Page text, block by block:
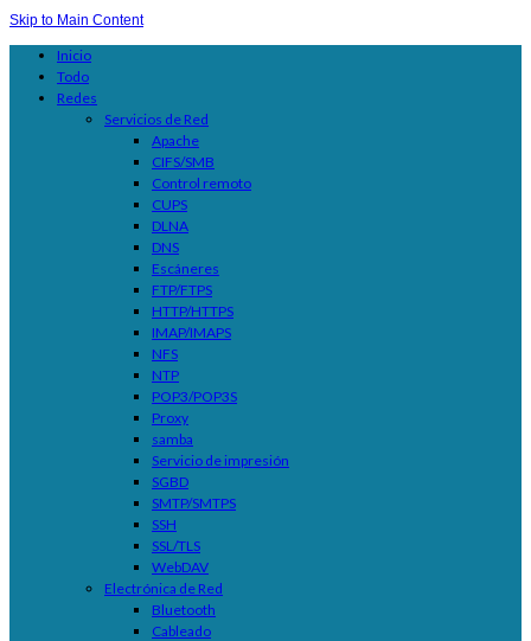
Skip to Main Content
Inicio
Todo
Redes
Servicios de Red
Apache
CIFS/SMB
Control remoto
CUPS
DLNA
DNS
Escáneres
FTP/FTPS
HTTP/HTTPS
IMAP/IMAPS
NFS
NTP
POP3/POP3S
Proxy
samba
Servicio de impresión
SGBD
SMTP/SMTPS
SSH
SSL/TLS
WebDAV
Electrónica de Red
Bluetooth
Cableado